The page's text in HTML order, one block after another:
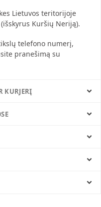
Lietuvos teritorijoje
Kuršių Neriją).
telefono numerį,
pranešimą su
KURJERĮ